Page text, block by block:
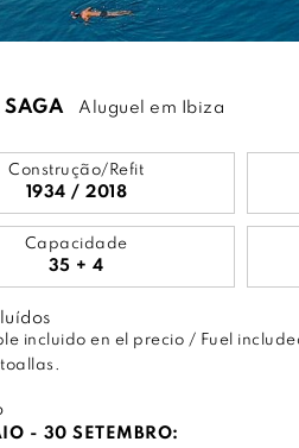
SAGA Aluguel em Ibiza
Construção/Refit
1934 / 2018
Capacidade
35 + 4
incluido en el precio / Fuel
- 30 SETEMBRO: